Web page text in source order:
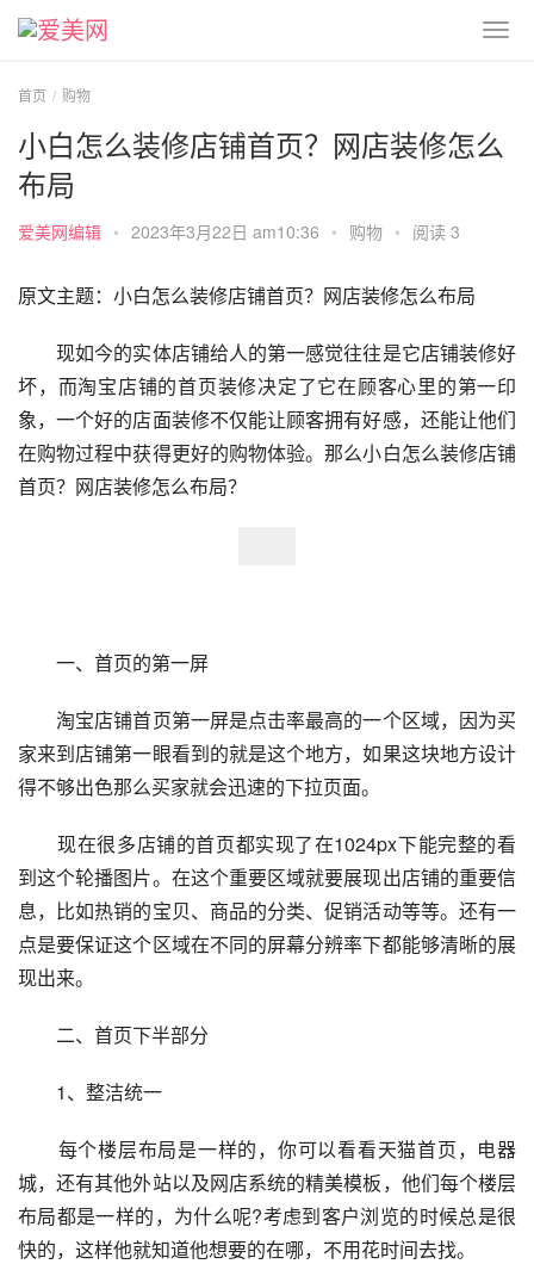
首页 购物
小白怎么装修店铺首页？网店装修怎么
布局
爱美网编辑 • 2023年3月22日 am10:36 • 购物 • 阅读 3
原文主题：小白怎么装修店铺首页？网店装修怎么布局
现如今的实体店铺给人的第一感觉往往是它店铺装修好
坏，而淘宝店铺的首页装修决定了它在顾客心里的第一印
象，一个好的店面装修不仅能让顾客拥有好感，还能让他们
在购物过程中获得更好的购物体验。那么小白怎么装修店铺
首页？网店装修怎么布局？
一、首页的第一屏
淘宝店铺首页第一屏是点击率最高的一个区域，因为买
家来到店铺第一眼看到的就是这个地方，如果这块地方设计
得不够出色那么买家就会迅速的下拉页面。
现在很多店铺的首页都实现了在1024px下能完整的看
到这个轮播图片。在这个重要区域就要展现出店铺的重要信
息，比如热销的宝贝、商品的分类、促销活动等等。还有一
点是要保证这个区域在不同的屏幕分辨率下都能够清晰的展
现出来。
二、首页下半部分
1、整洁统一
每个楼层布局是一样的，你可以看看天猫首页，电器
城，还有其他外站以及网店系统的精美模板，他们每个楼层
布局都是一样的，为什么呢?考虑到客户浏览的时候总是很
快的，这样他就知道他想要的在哪，不用花时间去找。